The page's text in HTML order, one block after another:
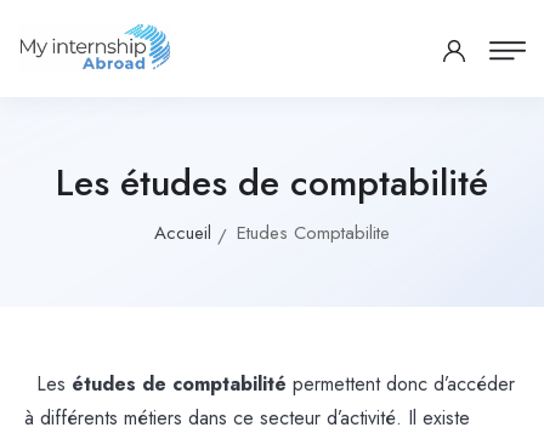
Les études de comptabilité
Accueil Etudes Comptabilite
Les études de comptabilité permettent donc d’accéder
à différents métiers dans ce secteur d’activité. Il existe